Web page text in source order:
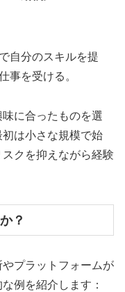
自分のスキルを提
事を受ける。
に合ったものを選
は小さな規模で始
クを抑えながら経験
？
プラットフォームが
例を紹介します：